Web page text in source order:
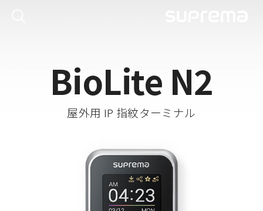
BioLite N2
屋外用 IP 指紋ターミナル